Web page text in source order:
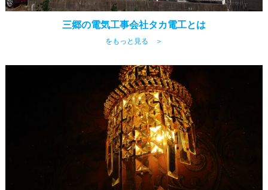
三郷の電気工事会社タカ電工とは
をもっと見る ＞